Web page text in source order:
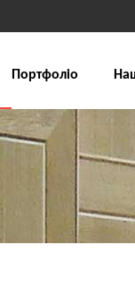
Портфоліо